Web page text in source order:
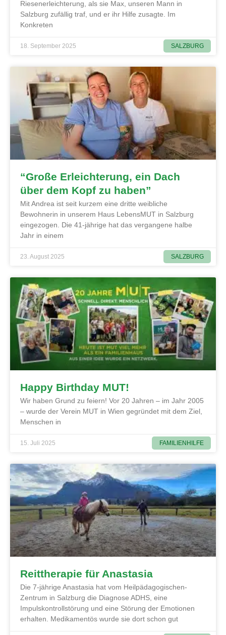
SALZBURG
Riesenerleichterung, als sie Max, unseren Mann in
Salzburg zufällig traf, und er ihr Hilfe zusagte. Im
Konkreten
18. September 2025
SALZBURG
“Große Erleichterung, ein Dach
über dem Kopf zu haben”
Mit Andrea ist seit kurzem eine dritte weibliche
Bewohnerin in unserem Haus LebensMUT in Salzburg
eingezogen. Die 41-jährige hat das vergangene halbe
Jahr in einem
23. August 2025
FAMILIENHILFE
Happy Birthday MUT!
Wir haben Grund zu feiern! Vor 20 Jahren – im Jahr 2005
– wurde der Verein MUT in Wien gegründet mit dem Ziel,
Menschen in
15. Juli 2025
Reittherapie für Anastasia
Die 7-jährige Anastasia hat vom Heilpädagogischen-
Zentrum in Salzburg die Diagnose ADHS, eine
Impulskontrollstörung und eine Störung der Emotionen
erhalten. Medikamentös wurde sie dort schon gut